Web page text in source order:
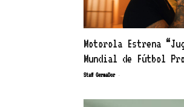
Motorola Estrena
Mundial de Fútbol
Staff GermaDor -